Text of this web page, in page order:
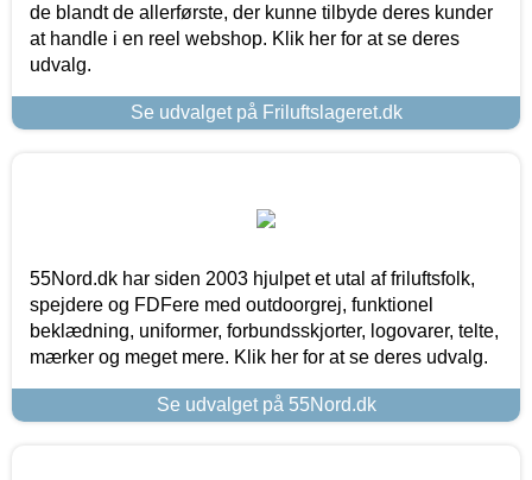
de blandt de allerførste, der kunne tilbyde deres kunder
at handle i en reel webshop. Klik her for at se deres
udvalg.
Se udvalget på Friluftslageret.dk
55Nord.dk har siden 2003 hjulpet et utal af friluftsfolk,
spejdere og FDFere med outdoorgrej, funktionel
beklædning, uniformer, forbundsskjorter, logovarer, telte,
mærker og meget mere. Klik her for at se deres udvalg.
Se udvalget på 55Nord.dk